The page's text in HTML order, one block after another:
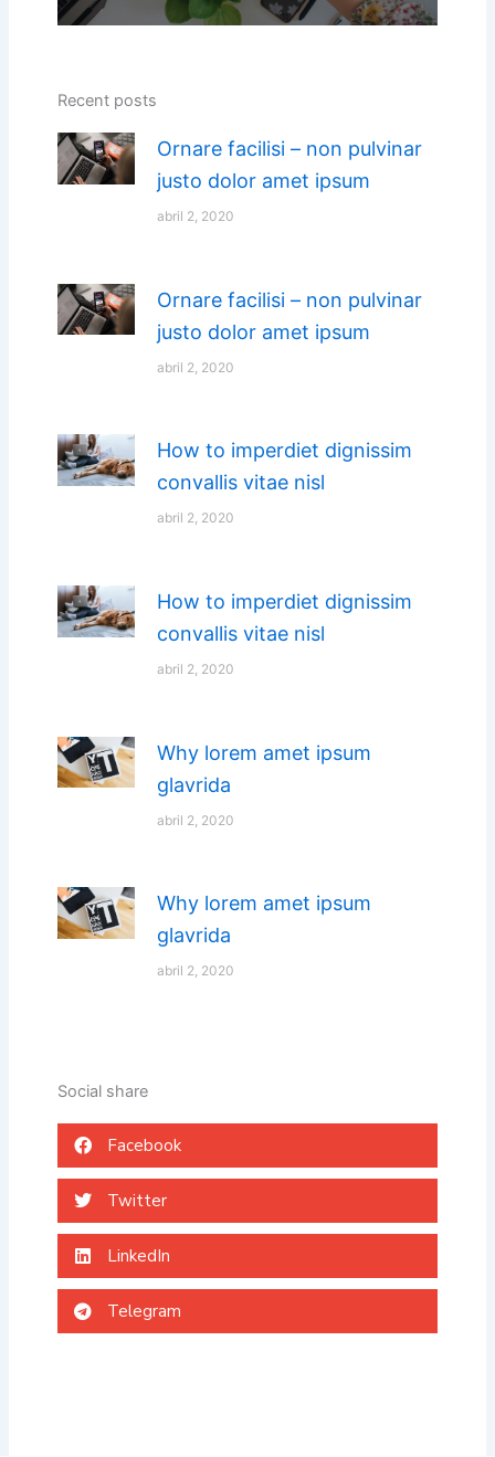
Recent posts
Ornare facilisi – non pulvinar
justo dolor amet ipsum
abril 2, 2020
Ornare facilisi – non pulvinar
justo dolor amet ipsum
abril 2, 2020
How to imperdiet dignissim
convallis vitae nisl
abril 2, 2020
How to imperdiet dignissim
convallis vitae nisl
abril 2, 2020
Why lorem amet ipsum
glavrida
abril 2, 2020
Why lorem amet ipsum
glavrida
abril 2, 2020
Social share
Facebook
Twitter
LinkedIn
Telegram